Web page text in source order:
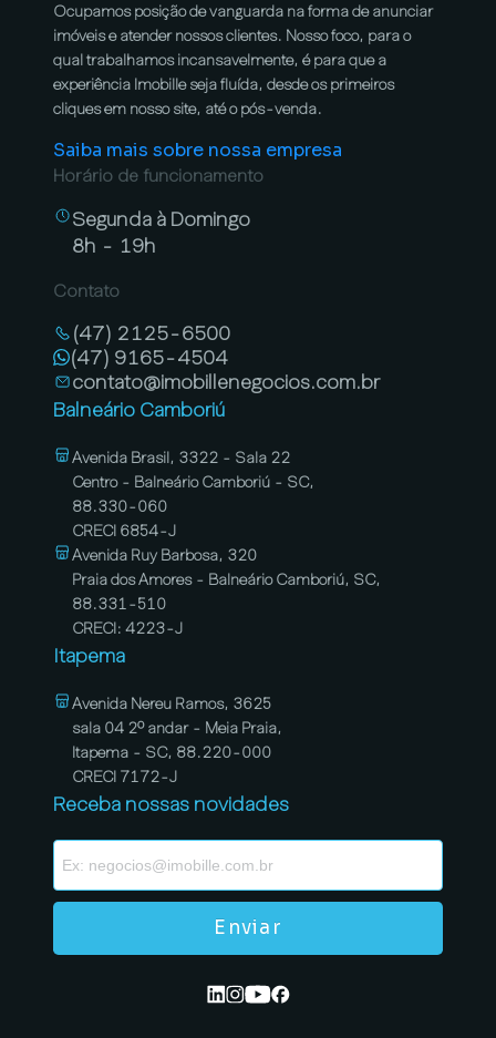
Ocupamos posição de vanguarda na forma de anunciar
imóveis e atender nossos clientes. Nosso foco, para o
qual trabalhamos incansavelmente, é para que a
experiência Imobille seja fluída, desde os primeiros
cliques em nosso site, até o pós-venda.
Saiba mais sobre nossa empresa
Horário de funcionamento
Segunda à Domingo
8h - 19h
Contato
(47) 2125-6500
(47) 9165-4504
contato@imobillenegocios.com.br
Balneário Camboriú
Avenida Brasil, 3322 - Sala 22
Centro - Balneário Camboriú - SC,
88.330-060
CRECI 6854-J
Avenida Ruy Barbosa, 320
Praia dos Amores - Balneário Camboriú, SC,
88.331-510
CRECI: 4223-J
Itapema
Avenida Nereu Ramos, 3625
sala 04 2º andar - Meia Praia,
Itapema - SC, 88.220-000
CRECI 7172-J
Receba nossas novidades
Enviar